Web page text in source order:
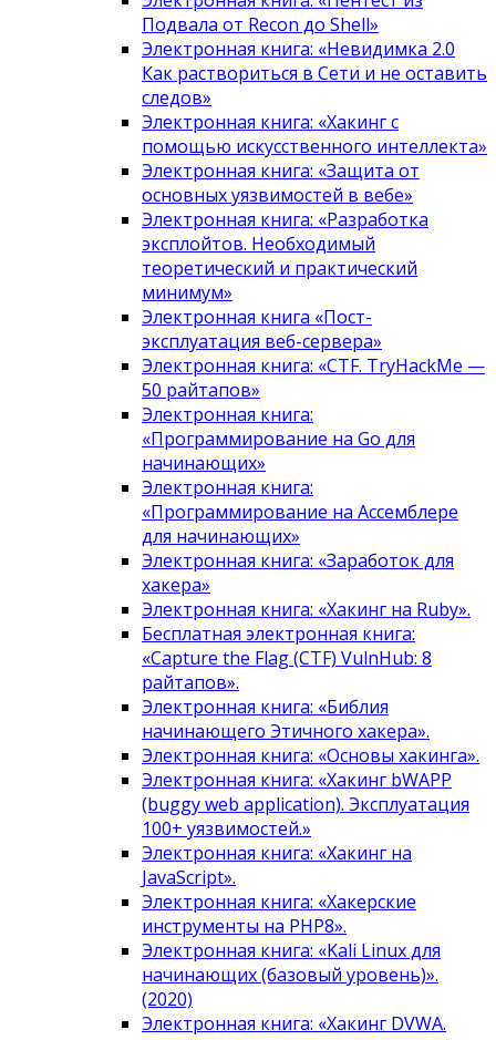
Подвала от Recon до Shell»
Электронная книга: «Невидимка 2.0
Как раствориться в Сети и не оставить
следов»
Электронная книга: «Хакинг с
помощью искусственного интеллекта»
Электронная книга: «Защита от
основных уязвимостей в вебе»
Электронная книга: «Разработка
эксплойтов. Необходимый
теоретический и практический
минимум»
Электронная книга «Пост-
эксплуатация веб-сервера»
Электронная книга: «CTF. TryHackMe —
50 райтапов»
Электронная книга:
«Программирование на Go для
начинающих»
Электронная книга:
«Программирование на Ассемблере
для начинающих»
Электронная книга: «Заработок для
хакера»
Электронная книга: «Хакинг на Ruby».
Бесплатная электронная книга:
«Capture the Flag (CTF) VulnHub: 8
райтапов».
Электронная книга: «Библия
начинающего Этичного хакера».
Электронная книга: «Основы хакинга».
Электронная книга: «Хакинг bWAPP
(buggy web application). Эксплуатация
100+ уязвимостей.»
Электронная книга: «Хакинг на
JavaScript».
Электронная книга: «Хакерские
инструменты на PHP8».
Электронная книга: «Kali Linux для
начинающих (базовый уровень)».
(2020)
Электронная книга: «Хакинг DVWA.